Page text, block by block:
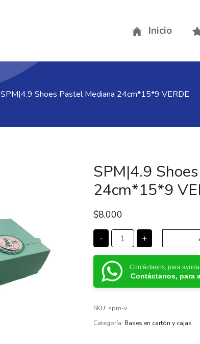
Inicio
SPM|4.9 Shoes Pastel Mediana 24cm*15*9 VERDE
SPM|4.9
24cm*15*9
$8,000
- +
Contáctanos, para
Contáctanos, para
SKU: spm-v
Categoría: Bases en cartón y cajas